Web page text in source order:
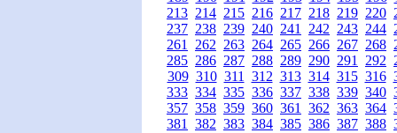
213 214 215 216 217 218 219 220
237 238 239 240 241 242 243 244
261
262 263 264 265 266 267 268
285 286 287 288 289 290 291 292
309 310 311 312 313 314 315 316
333 334 335 336 337 338 339 340
357 358 359 360 361 362 363 364
381
382 383 384 385 386 387 388